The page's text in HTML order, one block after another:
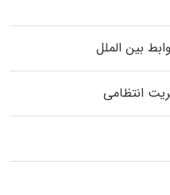
بین الملل
انتظامی